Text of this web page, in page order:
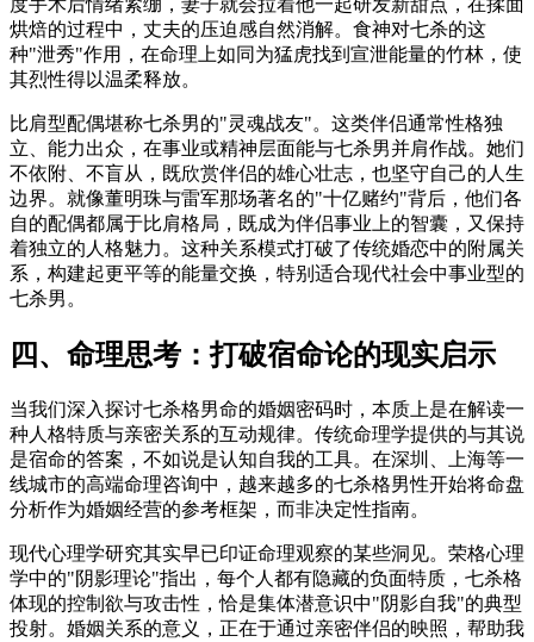
度手术后情绪紧绷，妻子就会拉着他一起研发新甜点，在揉面
烘焙的过程中，丈夫的压迫感自然消解。食神对七杀的这
种"泄秀"作用，在命理上如同为猛虎找到宣泄能量的竹林，使
其烈性得以温柔释放。
比肩型配偶堪称七杀男的"灵魂战友"。这类伴侣通常性格独
立、能力出众，在事业或精神层面能与七杀男并肩作战。她们
不依附、不盲从，既欣赏伴侣的雄心壮志，也坚守自己的人生
边界。就像董明珠与雷军那场著名的"十亿赌约"背后，他们各
自的配偶都属于比肩格局，既成为伴侣事业上的智囊，又保持
着独立的人格魅力。这种关系模式打破了传统婚恋中的附属关
系，构建起更平等的能量交换，特别适合现代社会中事业型的
七杀男。
四、命理思考：打破宿命论的现实启示
当我们深入探讨七杀格男命的婚姻密码时，本质上是在解读一
种人格特质与亲密关系的互动规律。传统命理学提供的与其说
是宿命的答案，不如说是认知自我的工具。在深圳、上海等一
线城市的高端命理咨询中，越来越多的七杀格男性开始将命盘
分析作为婚姻经营的参考框架，而非决定性指南。
现代心理学研究其实早已印证命理观察的某些洞见。荣格心理
学中的"阴影理论"指出，每个人都有隐藏的负面特质，七杀格
体现的控制欲与攻击性，恰是集体潜意识中"阴影自我"的典型
投射。婚姻关系的意义，正在于通过亲密伴侣的映照，帮助我